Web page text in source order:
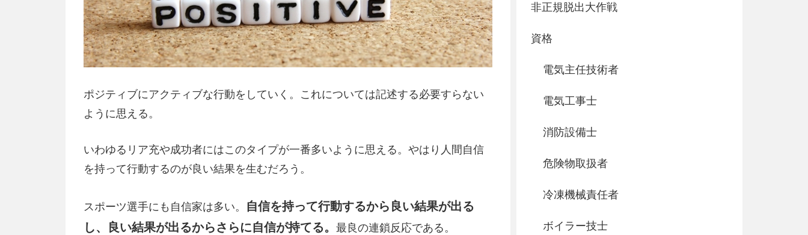
ポジティブにアクティブな行動をしていく。これについては記述する必要すらない
ように思える。
いわゆるリア充や成功者にはこのタイプが一番多いように思える。やはり人間自信
を持って行動するのが良い結果を生むだろう。
スポーツ選手にも自信家は多い。 自信を持って行動するから良い結果が出る
し、良い結果が出るからさらに自信が持てる。 最良の連鎖反応である。
非正規脱出大作戦
資格
電気主任技術者
電気工事士
消防設備士
危険物取扱者
冷凍機械責任者
ボイラー技士